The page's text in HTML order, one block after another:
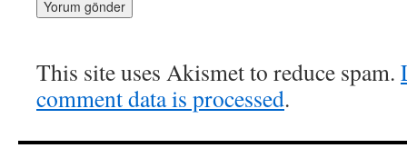
This site uses Akismet to reduce spam.
comment data is processed.